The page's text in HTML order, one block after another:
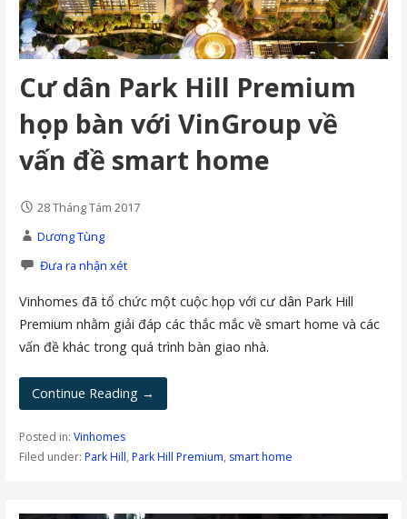
Cư dân Park Hill Premium
họp bàn với VinGroup về
vấn đề smart home
28 Tháng Tám 2017
Dương Tùng
Đưa ra nhận xét
Vinhomes đã tổ chức một cuộc họp với cư dân Park Hill
Premium nhằm giải đáp các thắc mắc về smart home và các
vấn đề khác trong quá trình bàn giao nhà.
Continue Reading →
Posted in: Vinhomes
Filed under: Park Hill, Park Hill Premium, smart home